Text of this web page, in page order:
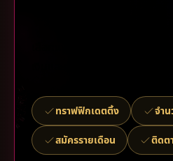
ทราฟฟิกเดตติ้ง
จำ
สมัครรายเดือน
ติดต